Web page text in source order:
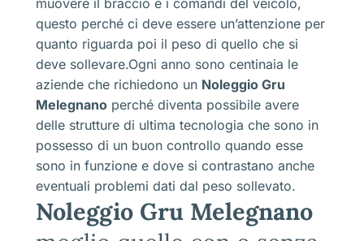
questo perché ci deve essere un’attenzione per
quanto riguarda poi il peso di quello che si
deve sollevare.Ogni anno sono centinaia le
aziende che richiedono un Noleggio Gru
Melegnano perché diventa possibile avere
delle strutture di ultima tecnologia che sono in
possesso di un buon controllo quando esse
sono in funzione e dove si contrastano anche
eventuali problemi dati dal peso sollevato.
Noleggio Gru Melegnano